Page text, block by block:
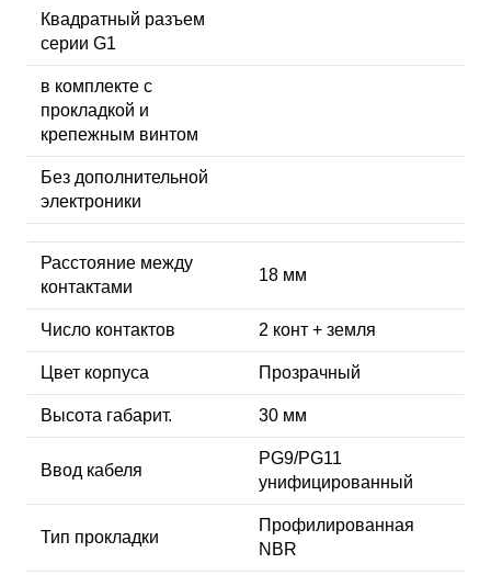
Квадратный разъем
серии G1
в комплекте с
прокладкой и
крепежным винтом
Без дополнительной
электроники
Расстояние между
контактами
18 мм
Число контактов 2 конт + земля
Цвет корпуса Прозрачный
Высота габарит. 30 мм
Ввод кабеля
PG9/PG11
унифицированный
Тип прокладки
Профилированная
NBR